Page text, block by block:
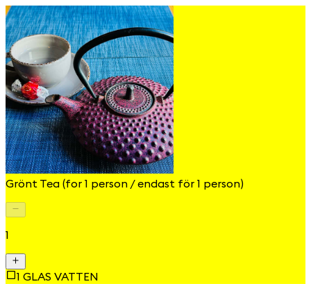
Grönt Tea (for 1 person / endast för 1 person)
1
1 GLAS VATTEN